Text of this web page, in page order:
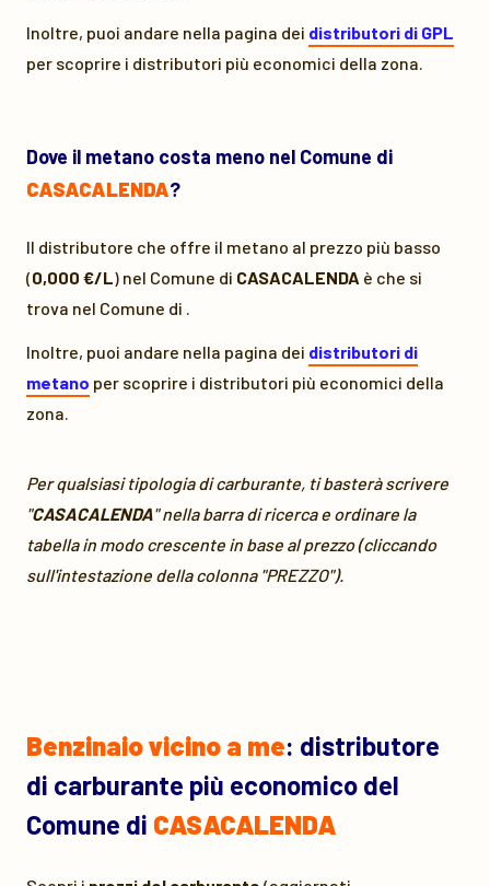
Inoltre, puoi andare nella pagina dei distributori di GPL
per scoprire i distributori più economici della zona.
Dove il metano costa meno nel Comune di
CASACALENDA?
Il distributore che offre il metano al prezzo più basso
(0,000 €/L) nel Comune di CASACALENDA è che si
trova nel Comune di .
Inoltre, puoi andare nella pagina dei distributori di
metano per scoprire i distributori più economici della
zona.
Per qualsiasi tipologia di carburante, ti basterà scrivere
"CASACALENDA" nella barra di ricerca e ordinare la
tabella in modo crescente in base al prezzo (cliccando
sull'intestazione della colonna "PREZZO").
Benzinaio vicino a me: distributore
di carburante più economico del
Comune di CASACALENDA